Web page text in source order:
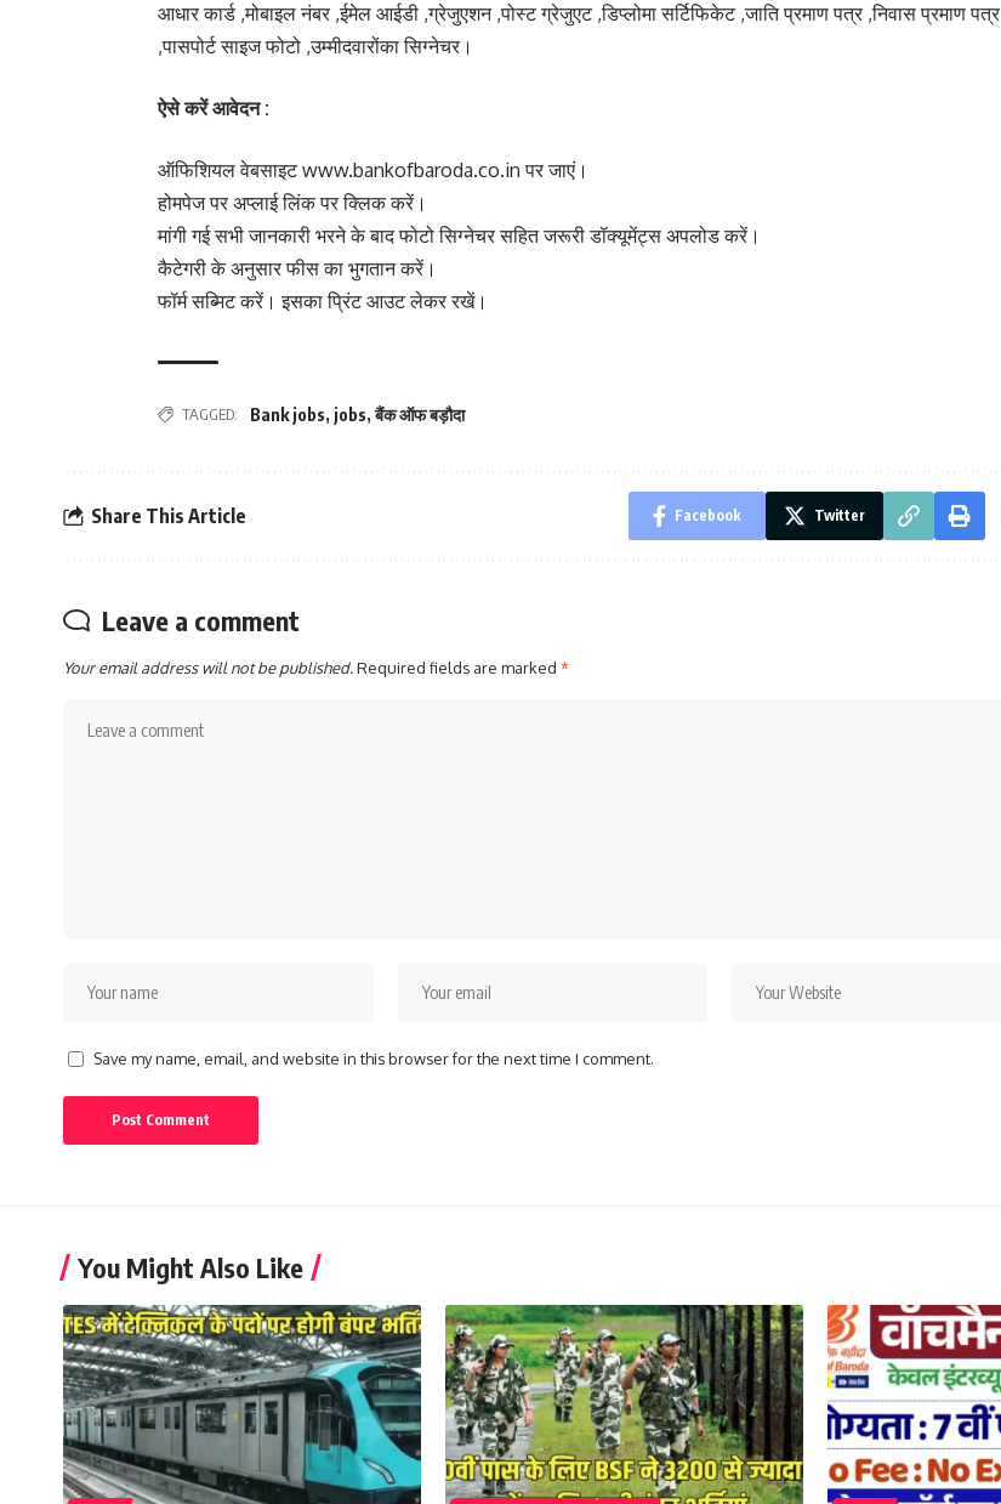
आधार कार्ड ,मोबाइल नंबर ,ईमेल आईडी ,ग्रेजुएशन ,पोस्ट ग्रेजुएट ,डिप्लोमा सर्टिफिकेट ,जाति प्रमाण पत्र ,निवास प्रमाण पत्र
,पासपोर्ट साइज फोटो ,उम्मीदवारोंका सिग्नेचर।
ऐसे करें आवेदन :
ऑफिशियल वेबसाइट www.bankofbaroda.co.in पर जाएं।
होमपेज पर अप्लाई लिंक पर क्लिक करें।
मांगी गई सभी जानकारी भरने के बाद फोटो सिग्नेचर सहित जरूरी डॉक्यूमेंट्स अपलोड करें।
कैटेगरी के अनुसार फीस का भुगतान करें।
फॉर्म सब्मिट करें। इसका प्रिंट आउट लेकर रखें।
TAGGED: Bank jobs, jobs,बैंक ऑफ बड़ौदा
Share This Article Facebook Twitter
Leave a comment
Your email address will not be published.Required fields are marked *
Save my name, email, and website in this browser for the next time I comment.
You Might Also Like